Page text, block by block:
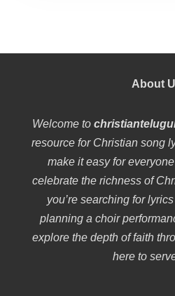
About
Welcome to
resource for Christian song
make it easy for
celebrate the richness of
you’re searching for
planning a choir
explore the depth of faith
here to